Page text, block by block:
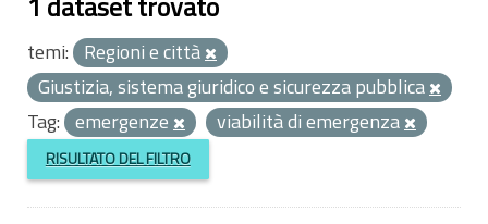
temi: Regioni e città
Giustizia, sistema giuridico e sicurezza pubblica
Tag: emergenze viabilità di emergenza
RISULTATO DEL FILTRO